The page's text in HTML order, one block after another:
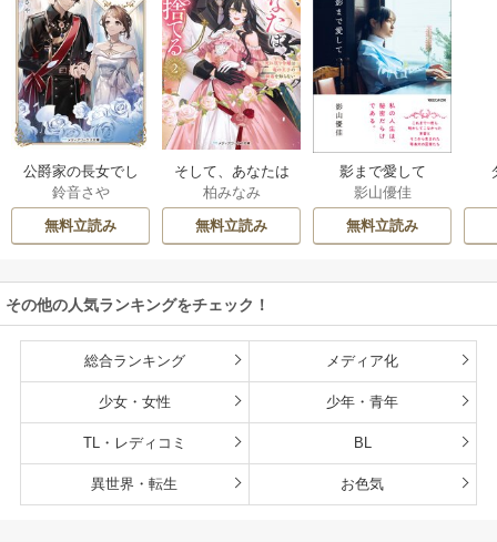
公爵家の長女でし
た
鈴音さや
無料立読み
そして、あなたは
私を捨てる
柏みなみ
無料立読み
影まで愛して
影山優佳
無料立読み
その他の人気ランキングをチェック！
総合ランキング メディア化
少女・女性 少年・青年
TL・レディコミ BL
異世界・転生 お色気